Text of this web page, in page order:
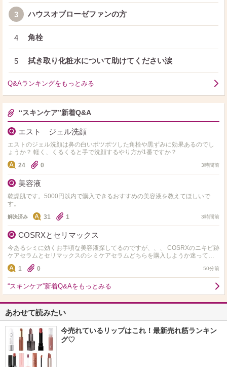
3 ハウスオブローゼファンの方
4 角栓
5 拭き取り化粧水について助けてください涙
Q&Aランキングをもっとみる
“スキンケア”新着Q&A
エスト ジェル洗顔
エストのジェル洗顔は鼻の白いポツポツした角栓や黒ずみに効果あるのでし
ょうか？ 軽く、くるくると手で洗顔するやり方が1番ですか？
24
0 3時間前
美容液
乾燥肌です。5000円以内で購入できるおすすめの美容液を教えてほしいで
す。
解決済み 31 1 3時間前
COSRXとセリマックス
今あるシミに効くお手頃な美容液探してるのですが、、、 COSRXのニキビ跡
ケアセラムとセリマックスのシミケアセラムどちらを購入しようか迷ってま
す。 実際使用された事ある方是非おすすめ教えて…
1 0 50分前
“スキンケア”新着Q&Aをもっとみる
あわせて読みたい
今売れているリップはこれ！最新売れ筋ランキン
グ♡